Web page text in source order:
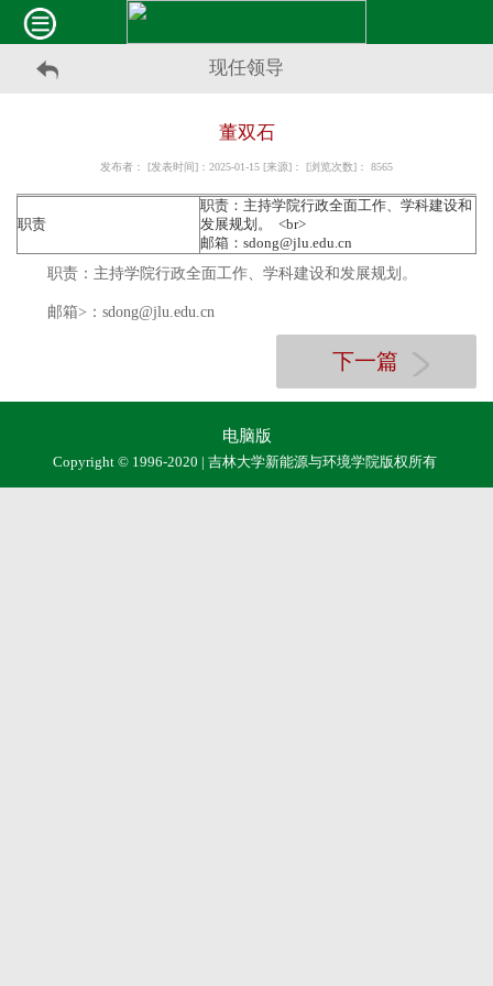
现任领导
董双石
发布者： [发表时间]：2025-01-15 [来源]： [浏览次数]： 8565
职责
职责：主持学院行政全面工作、学科建设和
发展规划。 <br>
邮箱：sdong@jlu.edu.cn
职责：主持学院行政全面工作、学科建设和发展规划。
邮箱> ： sdong@jlu.edu.cn
下一篇
电脑版
Copyright © 1996-2020 | 吉林大学新能源与环境学院版权所有